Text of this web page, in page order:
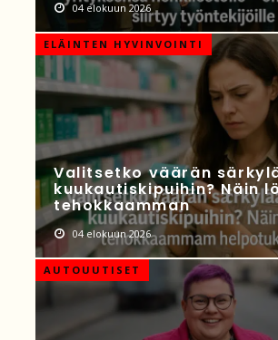
04 elokuun 2026
ELÄINTEN HYVINVOINTI
Valitsetko väärän
kuukautiskipuihin? Näin
tehokkaamman
04 elokuun 2026
AUTOUUTISET